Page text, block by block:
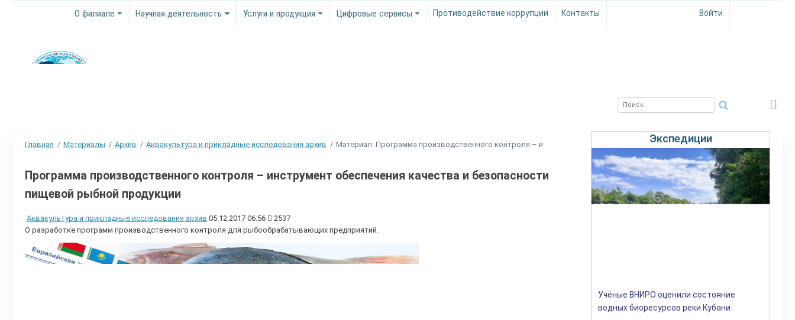
О филиале Научная деятельность Услуги и продукция Цифровые сервисы Противодействие коррупции Контакты Войти
Главная Материалы Архив Аквакультура и прикладные исследования архив Материал: Программа производственного контроля – и
Программа производственного контроля – инструмент обеспечения качества и безопасности
пищевой рыбной продукции
Аквакультура и прикладные исследования архив 05.12.2017 06:56
2537
О разработке программ производственного контроля для рыбообрабатывающих предприятий.
Экспедиции
Учёные ВНИРО оценили состояние
водных биоресурсов реки Кубани